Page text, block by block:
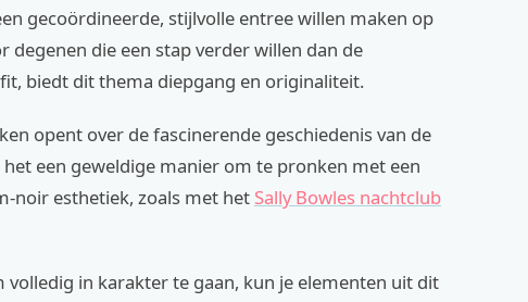
gecoördineerde, stijlvolle entree willen maken op
degenen die een stap verder willen dan de
biedt dit thema diepgang en originaliteit.
opent over de fascinerende geschiedenis van de
een geweldige manier om te pronken met een
noir esthetiek, zoals met het Sally Bowles nachtclub
volledig in karakter te gaan, kun je elementen uit dit